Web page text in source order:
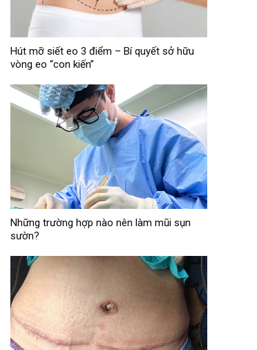
Hút mỡ siết eo 3 điểm – Bí quyết sở hữu
vòng eo “con kiến”
Những trường hợp nào nên làm mũi sụn
sườn?